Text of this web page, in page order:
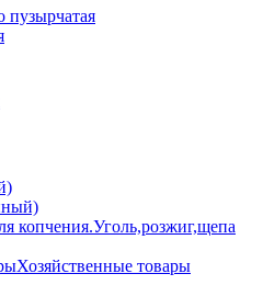
Уголь,розжиг,щепа
Хозяйственные товары